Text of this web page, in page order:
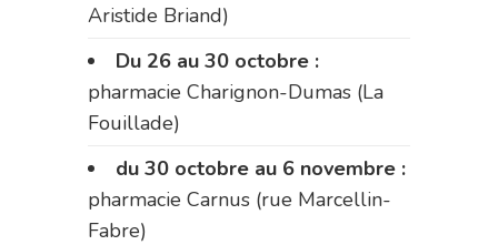
Aristide Briand)
Du 26 au 30 octobre :
pharmacie Charignon-Dumas (La
Fouillade)
du 30 octobre au 6 novembre :
pharmacie Carnus (rue Marcellin-
Fabre)